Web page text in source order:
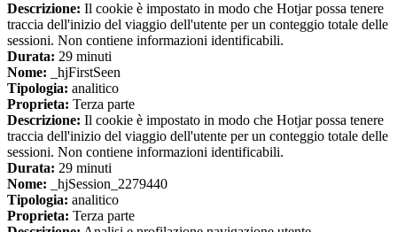
Descrizione: Il cookie è impostato in modo che Hotjar possa tenere
traccia dell'inizio del viaggio dell'utente per un conteggio totale delle
sessioni. Non contiene informazioni identificabili.
Durata: 29 minuti
Nome: _hjFirstSeen
Tipologia: analitico
Proprieta: Terza parte
Descrizione: Il cookie è impostato in modo che Hotjar possa tenere
traccia dell'inizio del viaggio dell'utente per un conteggio totale delle
sessioni. Non contiene informazioni identificabili.
Durata: 29 minuti
Nome: _hjSession_2279440
Tipologia: analitico
Proprieta: Terza parte